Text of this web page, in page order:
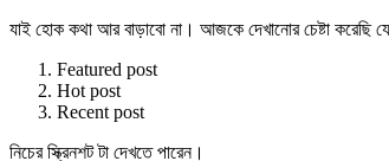
যাই হোক কথা আর বাড়াবো না। আজকে দেখানোর চেষ্টা করেছি
Featured post
Hot post
Recent post
নিচের স্ক্রিনশট টা দেখতে পারেন।